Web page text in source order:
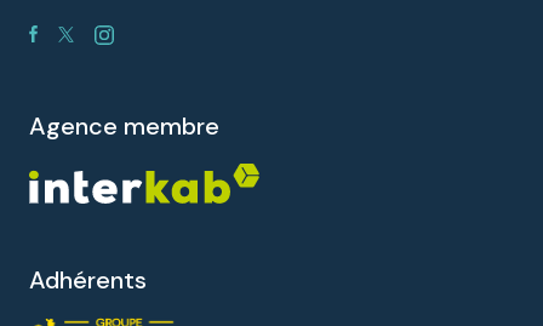
agence membre
Adhérents